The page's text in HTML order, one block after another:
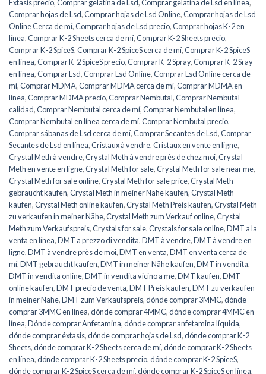
Éxtasis precio,Comprar gelatina de Lsd,Comprar gelatina de Lsd en línea,
Comprar hojas de Lsd,Comprar hojas de Lsd Online,Comprar hojas de Lsd
Online Cerca de mí,Comprar hojas de Lsd precio,Comprar hojas K-2 en
línea,Comprar K-2 Sheets cerca de mí,Comprar K-2 Sheets precio,
Comprar K-2 SpiceS,Comprar K-2 SpiceS cerca de mí,Comprar K-2 SpiceS
en línea,Comprar K-2 SpiceS precio,Comprar K-2 Spray,Comprar K-2 Sray
en línea,Comprar Lsd,Comprar Lsd Online,Comprar Lsd Online cerca de
mí,Comprar MDMA,Comprar MDMA cerca de mí,Comprar MDMA en
línea,Comprar MDMA precio,Comprar Nembutal,Comprar Nembutal
calidad,Comprar Nembutal cerca de mí,Comprar Nembutal en línea,
Comprar Nembutal en línea cerca de mí,Comprar Nembutal precio,
Comprar sábanas de Lsd cerca de mí,Comprar Secantes de Lsd,Comprar
Secantes de Lsd en línea,Cristaux à vendre,Cristaux en vente en ligne,
Crystal Meth à vendre,Crystal Meth à vendre près de chez moi,Crystal
Meth en vente en ligne,Crystal Meth for sale,Crystal Meth for sale near me,
Crystal Meth for sale online,Crystal Meth for sale price,Crystal Meth
gebraucht kaufen,Crystal Meth in meiner Nähe kaufen,Crystal Meth
kaufen,Crystal Meth online kaufen,Crystal Meth Preis kaufen,Crystal Meth
zu verkaufen in meiner Nähe,Crystal Meth zum Verkauf online,Crystal
Meth zum Verkaufspreis,Crystals for sale,Crystals for sale online,DMT a la
venta en línea,DMT a prezzo di vendita,DMT à vendre,DMT à vendre en
ligne,DMT à vendre près de moi,DMT en venta,DMT en venta cerca de
mí,DMT gebraucht kaufen,DMT in meiner Nähe kaufen,DMT in vendita,
DMT in vendita online,DMT in vendita vicino a me,DMT kaufen,DMT
online kaufen,DMT precio de venta,DMT Preis kaufen,DMT zu verkaufen
in meiner Nähe,DMT zum Verkaufspreis,dónde comprar 3MMC,dónde
comprar 3MMC en línea,dónde comprar 4MMC,dónde comprar 4MMC en
línea,Dónde comprar Anfetamina,dónde comprar anfetamina líquida,
dónde comprar éxtasis,dónde comprar hojas de Lsd,dónde comprar K-2
Sheets,dónde comprar K-2 Sheets cerca de mí,dónde comprar K-2 Sheets
en línea,dónde comprar K-2 Sheets precio,dónde comprar K-2 SpiceS,
dónde comprar K-2 SpiceS cerca de mí,dónde comprar K-2 SpiceS en línea,